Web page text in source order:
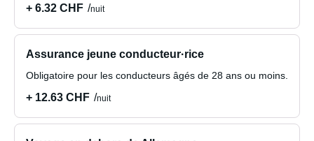
+ 6.32 CHF nuit
Assurance jeune conducteur·rice
Obligatoire pour les conducteurs âgés de 28 ans ou moins.
+ 12.63 CHF nuit